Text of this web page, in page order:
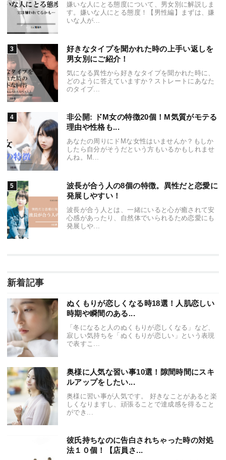
嫌いな人にとる態度について、男女別に解説しま
す。嫌いな人にとる態度！【男性編】まずは、嫌
いな人が...
好きなタイプを聞かれた時の上手い返しを
男女別にご紹介！
気になる異性から好きなタイプを聞かれた時に、
どのように答えていますか？ストレートにあなた
のタイプ...
非公開: ドM女の特徴20個！M気質がモテる
理由や性格も...
あなたの周りにドMな女性はいませんか？もしか
したら自分がそうだという方もいるかもしれませ
んね。M...
波長が合う人の8個の特徴。異性だと恋愛に
発展しやすい！
波長が合う人とは、一緒にいると心が癒されて安
心感があったり、自然体でいられるため恋愛にも
発展しや...
新着記事
ぬくもりが恋しくなる時18選！人肌恋しい
時期や瞬間のある...
「冬になると人のぬくもりが恋しくなる」など、
寂しい気持ちを「ぬくもりが恋しい」という表現
で表すこ...
奥様に人気な習い事10選！隙間時間にスキ
ルアップをしたい...
奥様に習い事が人気です。 好きなことがあると楽
しくなりますし、頑張ることで達成感を得ること
ができ...
彼氏持ちなのに告白されちゃった時の対処
法１０個！【店員さ...